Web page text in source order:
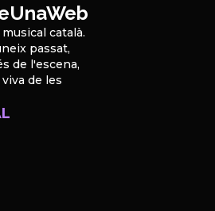
català.
passat,
de l'escena,
de les